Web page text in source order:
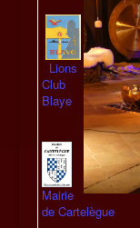
Lions
Club
Blaye
Mairie
de Cartelègue